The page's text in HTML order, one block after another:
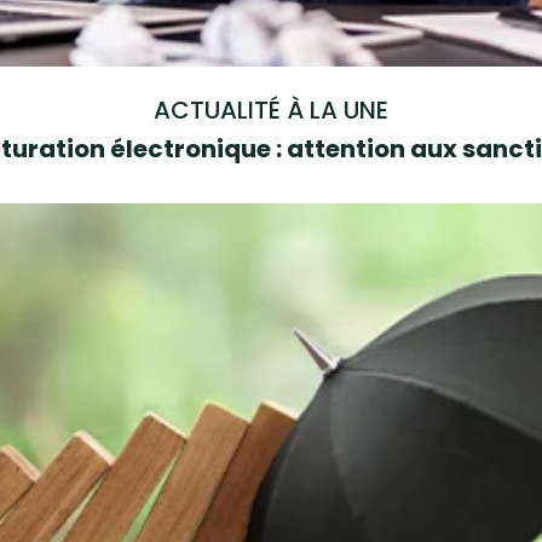
ACTUALITÉ À LA UNE
électronique : attention aux